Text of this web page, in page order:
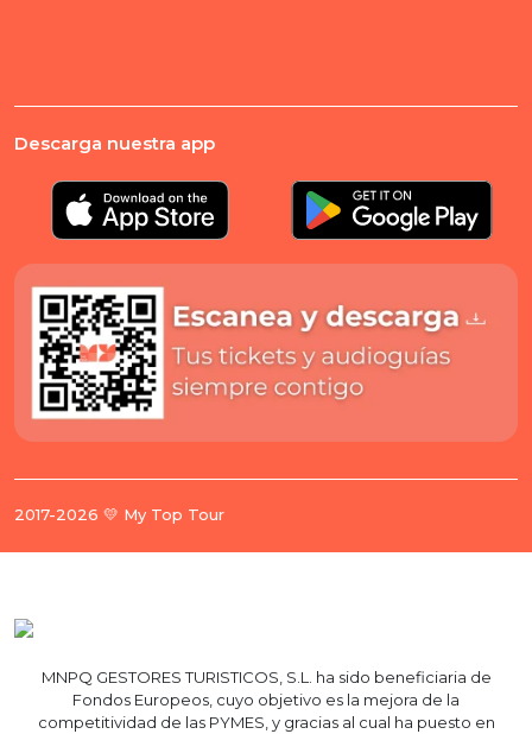
Descarga nuestra app
2017-2026 💛 My Top Tour
MNPQ GESTORES TURISTICOS, S.L. ha sido beneficiaria de
Fondos Europeos, cuyo objetivo es la mejora de la
competitividad de las PYMES, y gracias al cual ha puesto en